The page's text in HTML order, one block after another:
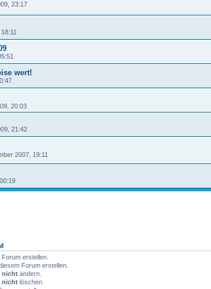
23:17
wert!
20:03
21:42
2007, 19:11
erstellen.
Forum erstellen.
nicht ändern.
nicht löschen.